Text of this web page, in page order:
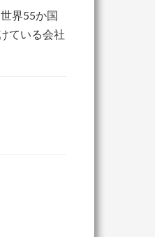
界55か国
ている会社